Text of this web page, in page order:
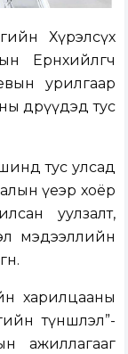
Хүрэлсүх
Ерөнхийлөгч
урилгаар
өдрүүдэд тус
тус улсад
үеэр хоёр
уулзалт,
мэдээллийн
харилцааны
түншлэл”-
ажиллагааг